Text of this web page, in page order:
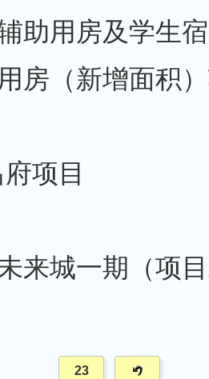
助用房及学生
房（新增面积
项目
来城一期（项
23